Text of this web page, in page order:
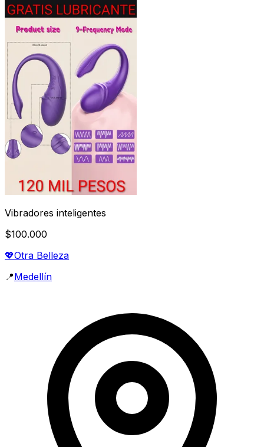
Vibradores inteligentes
$100.000
💖Otra Belleza
📍Medellín